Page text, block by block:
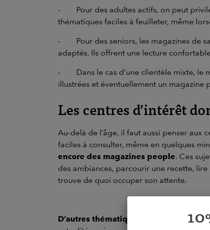
-
Pour des adultes actifs, on peut
thématiques faciles à feuilleter, même
-
Pour des seniors, les magazines de
adaptés. Ils offrent une lecture
-
Dans le cas d’une clientèle mixte,
illustrées et éventuellement un magazine
Les centres d’intérêt
Au-delà de l’âge, il faut aussi penser aux
faciles à consulter, même en quelques
encore des magazines people. Ces
des ambiances, parcourir une recette,
trouve de quoi occuper son attente.
D’autres thématiques peuvent être